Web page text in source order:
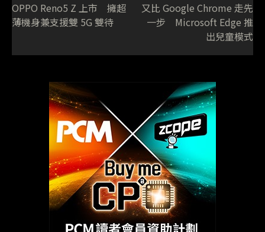
OPPO Reno5 Z 上市 擁超
薄機身兼支援雙 5G 雙待
又比 Google Chrome 走先
一步 Microsoft Edge 推
出兒童模式